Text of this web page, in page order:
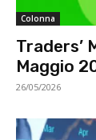
Colonna
Traders’
Maggio
26/05/2026